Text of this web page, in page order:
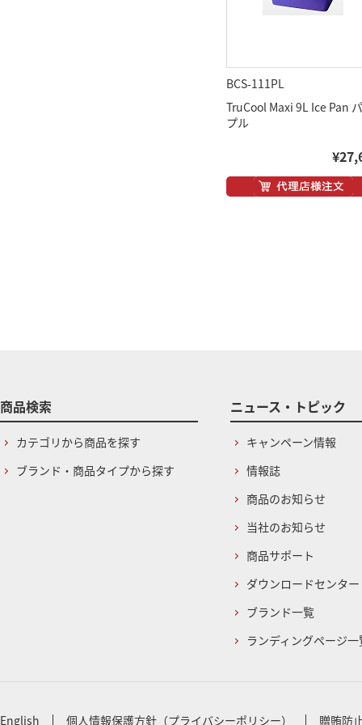
BCS-111PL
TruCool Maxi 9L Ice Pan
プル
商品検索
カテゴリから商品を探す
ブランド・商品タイプから探す
ニュース・トピック
キャンペーン情報
情報誌
商品のお知らせ
当社のお知らせ
商品サポート
ダウンロードセンター
ブランド一覧
ランディングページ一
English 個人情報保護方針（プライバシーポリシー） 贈賄防